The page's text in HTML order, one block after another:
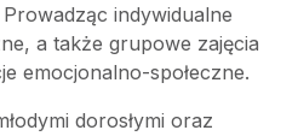
indywidualne
a także grupowe zajęcia
emocjonalno-społeczne.
dorosłymi oraz